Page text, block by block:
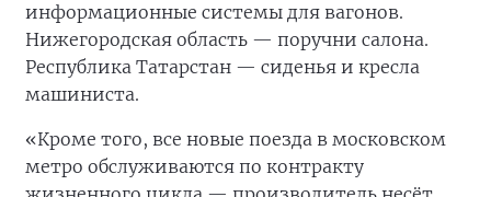
информационные системы для вагонов.
Нижегородская область — поручни салона.
Республика Татарстан — сиденья и кресла
машиниста.
«Кроме того, все новые поезда в московском
метро обслуживаются по контракту